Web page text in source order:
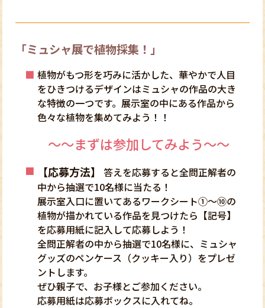
「ミュシャ展で植物採集！」
植物がもつ形を巧みに活かした、華やかで人目
をひきつけるデザインはミュシャの作品の大き
な特徴の一つです。展示室の中にある作品から
色々な植物を集めてみよう！！
～～まずは参加してみよう～～
【応募方法】
答えを応募すると全問正解者の
中から抽選で10名様に当たる！
展示室入口に置いてあるワークシート①～⑩の
植物が描かれている作品を見つけたら【記号】
を応募用紙に記入して応募しよう！
全問正解者の中から抽選で10名様に、ミュシャ
グッズのペンケース（クッキー入り）をプレゼ
ントします。
ぜひ親子で、お子様とご参加ください。
応募用紙は応募ボックスに入れてね。